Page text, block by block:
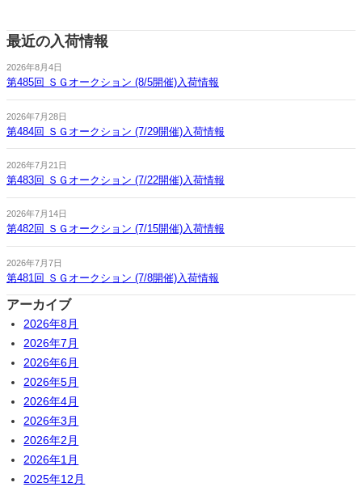
最近の入荷情報
2026年8月4日
第485回 ＳＧオークション (8/5開催)入荷情報
2026年7月28日
第484回 ＳＧオークション (7/29開催)入荷情報
2026年7月21日
第483回 ＳＧオークション (7/22開催)入荷情報
2026年7月14日
第482回 ＳＧオークション (7/15開催)入荷情報
2026年7月7日
第481回 ＳＧオークション (7/8開催)入荷情報
アーカイブ
2026年8月
2026年7月
2026年6月
2026年5月
2026年4月
2026年3月
2026年2月
2026年1月
2025年12月